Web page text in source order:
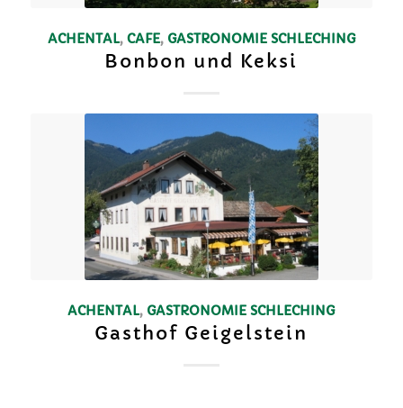
ACHENTAL, CAFE, GASTRONOMIE SCHLECHING
Bonbon und Keksi
ACHENTAL, GASTRONOMIE SCHLECHING
Gasthof Geigelstein